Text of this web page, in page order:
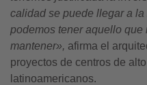
calidad se puede llegar a
podemos tener aquello
mantener», afirma el
proyectos de centros de
latinoamericanos.